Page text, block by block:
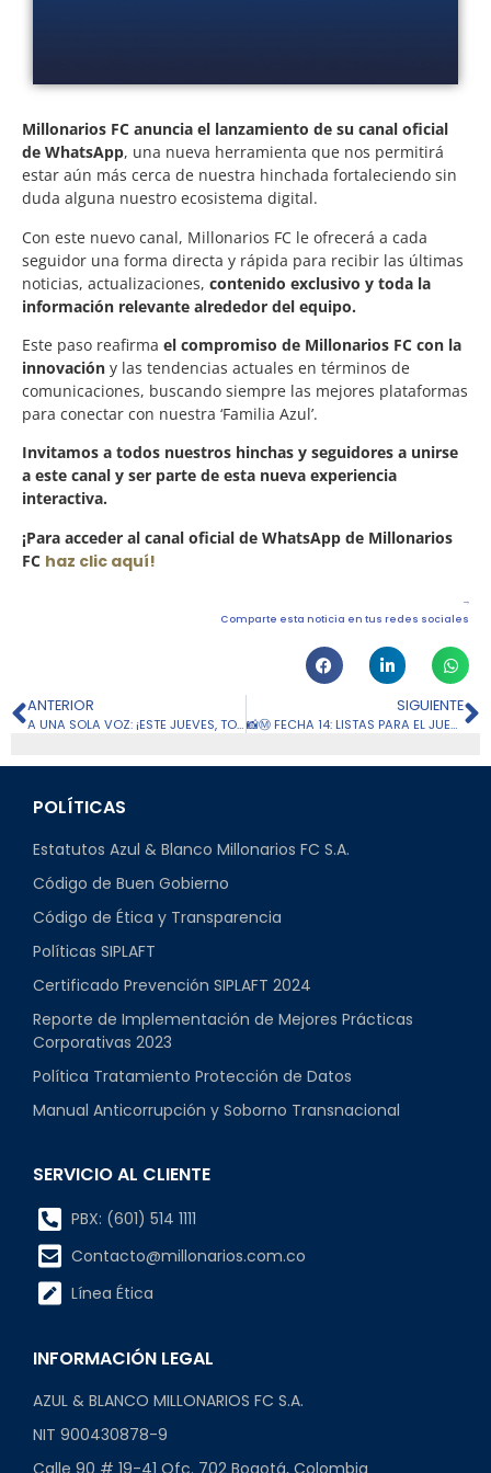
Millonarios FC anuncia el lanzamiento de su canal oficial
de WhatsApp, una nueva herramienta que nos permitirá
estar aún más cerca de nuestra hinchada fortaleciendo sin
duda alguna nuestro ecosistema digital.
Con este nuevo canal, Millonarios FC le ofrecerá a cada
seguidor una forma directa y rápida para recibir las últimas
noticias, actualizaciones, contenido exclusivo y toda la
información relevante alrededor del equipo.
Este paso reafirma el compromiso de Millonarios FC con la
innovación y las tendencias actuales en términos de
comunicaciones, buscando siempre las mejores plataformas
para conectar con nuestra ‘Familia Azul’.
Invitamos a todos nuestros hinchas y seguidores a unirse
a este canal y ser parte de esta nueva experiencia
interactiva.
¡Para acceder al canal oficial de WhatsApp de Millonarios
FC haz clic aquí!
Comparte esta noticia en tus redes sociales
ANTERIOR
A UNA SOLA VOZ: ¡ESTE JUEVES, TODOS POR MILLONARIOS!
SIGUIENTE
📸Ⓜ️ FECHA 14: LISTAS PARA EL JUEGO CONTRA SANTA FE:
POLÍTICAS
Estatutos Azul & Blanco Millonarios FC S.A.
Código de Buen Gobierno
Código de Ética y Transparencia
Políticas SIPLAFT
Certificado Prevención SIPLAFT 2024
Reporte de Implementación de Mejores Prácticas
Corporativas 2023
Política Tratamiento Protección de Datos
Manual Anticorrupción y Soborno Transnacional
SERVICIO AL CLIENTE
PBX: (601) 514 1111
Contacto@millonarios.com.co
Línea Ética
INFORMACIÓN LEGAL
AZUL & BLANCO MILLONARIOS FC S.A.
NIT 900430878-9
Calle 90 # 19-41 Ofc. 702 Bogotá, Colombia